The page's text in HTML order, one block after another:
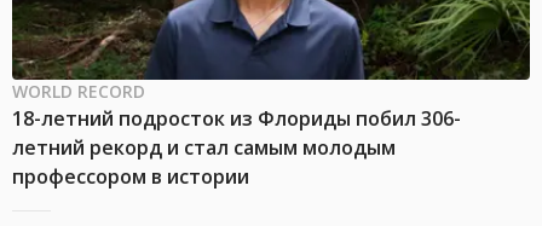
WORLD RECORD
18-летний подросток из Флориды побил 306-
летний рекорд и стал самым молодым
профессором в истории